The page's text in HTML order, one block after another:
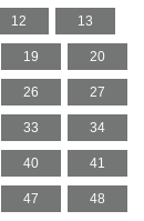
12 13
19 20
26 27
33 34
40 41
47 48